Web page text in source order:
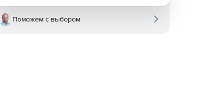
Поможем с выбором